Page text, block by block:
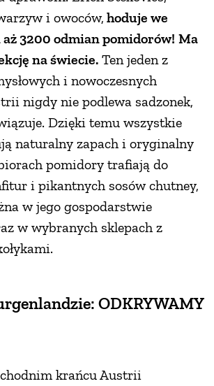
i owoców, hoduje we
3200 odmian pomidorów! Ma
na świecie. Ten jeden z
i nowoczesnych
nigdy nie podlewa sadzonek,
Dzięki temu wszystkie
naturalny zapach i oryginalny
pomidory trafiają do
i pikantnych sosów chutney,
w jego gospodarstwie
w wybranych sklepach z
ODKRYWAMY
krańcu Austrii